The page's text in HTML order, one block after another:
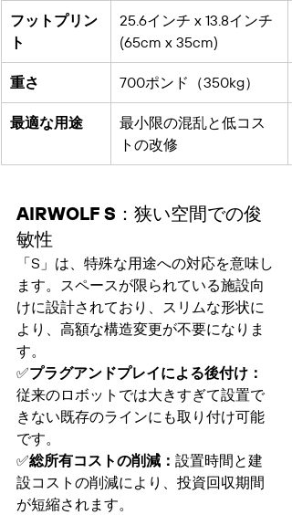
フットプリン
ト
25.6インチ x 13.8インチ
(65cm x 35cm)
重さ 700ポンド（350kg）
最適な用途
最小限の混乱と低コス
トの改修
AIRWOLF S：狭い空間での俊
敏性
「S」は、特殊な用途への対応を意味し
ます。スペースが限られている施設向
けに設計されており、スリムな形状に
より、高額な構造変更が不要になりま
す。
✅プラグアンドプレイによる後付け：
従来のロボットでは大きすぎて設置で
きない既存のラインにも取り付け可能
です。
✅総所有コストの削減： 設置時間と建
設コストの削減により、投資回収期間
が短縮されます。